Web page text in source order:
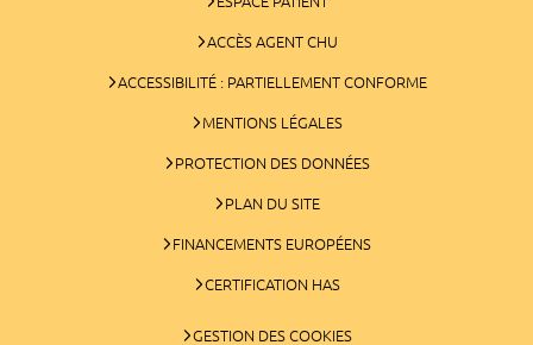
ACCÈS AGENT CHU
ACCESSIBILITÉ : PARTIELLEMENT CONFORME
MENTIONS LÉGALES
PROTECTION DES DONNÉES
PLAN DU SITE
FINANCEMENTS EUROPÉENS
CERTIFICATION HAS
GESTION DES COOKIES